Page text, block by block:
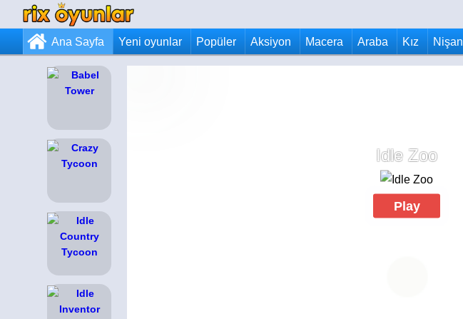
Ana Sayfa Yeni oyunlar Popüler Aksiyon Macera Araba Kız Nişan
Idle Zoo
Play